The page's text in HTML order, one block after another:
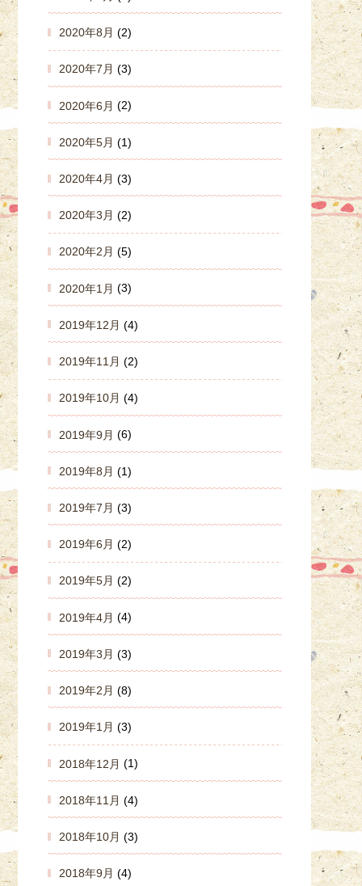
2020年8月 (2)
2020年7月 (3)
2020年6月 (2)
2020年5月 (1)
2020年4月 (3)
2020年3月 (2)
2020年2月 (5)
2020年1月 (3)
2019年12月 (4)
2019年11月 (2)
2019年10月 (4)
2019年9月 (6)
2019年8月 (1)
2019年7月 (3)
2019年6月 (2)
2019年5月 (2)
2019年4月 (4)
2019年3月 (3)
2019年2月 (8)
2019年1月 (3)
2018年12月 (1)
2018年11月 (4)
2018年10月 (3)
2018年9月 (4)